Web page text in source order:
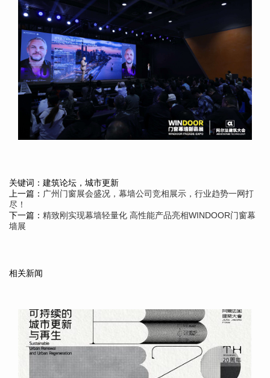
关键词：建筑论坛，城市更新
上一篇： 广州门窗展会盛况，幕墙公司竞相展示，行业趋势一网打
尽！
下一篇： 精致刚实现幕墙轻量化 高性能产品亮相WINDOOR门窗幕
墙展
相关新闻